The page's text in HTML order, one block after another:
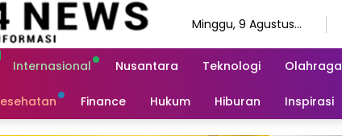
Minggu, 9 Agustus
Internasional
Nusantara Teknologi Olahraga
Finance Hukum Hiburan Inspirasi